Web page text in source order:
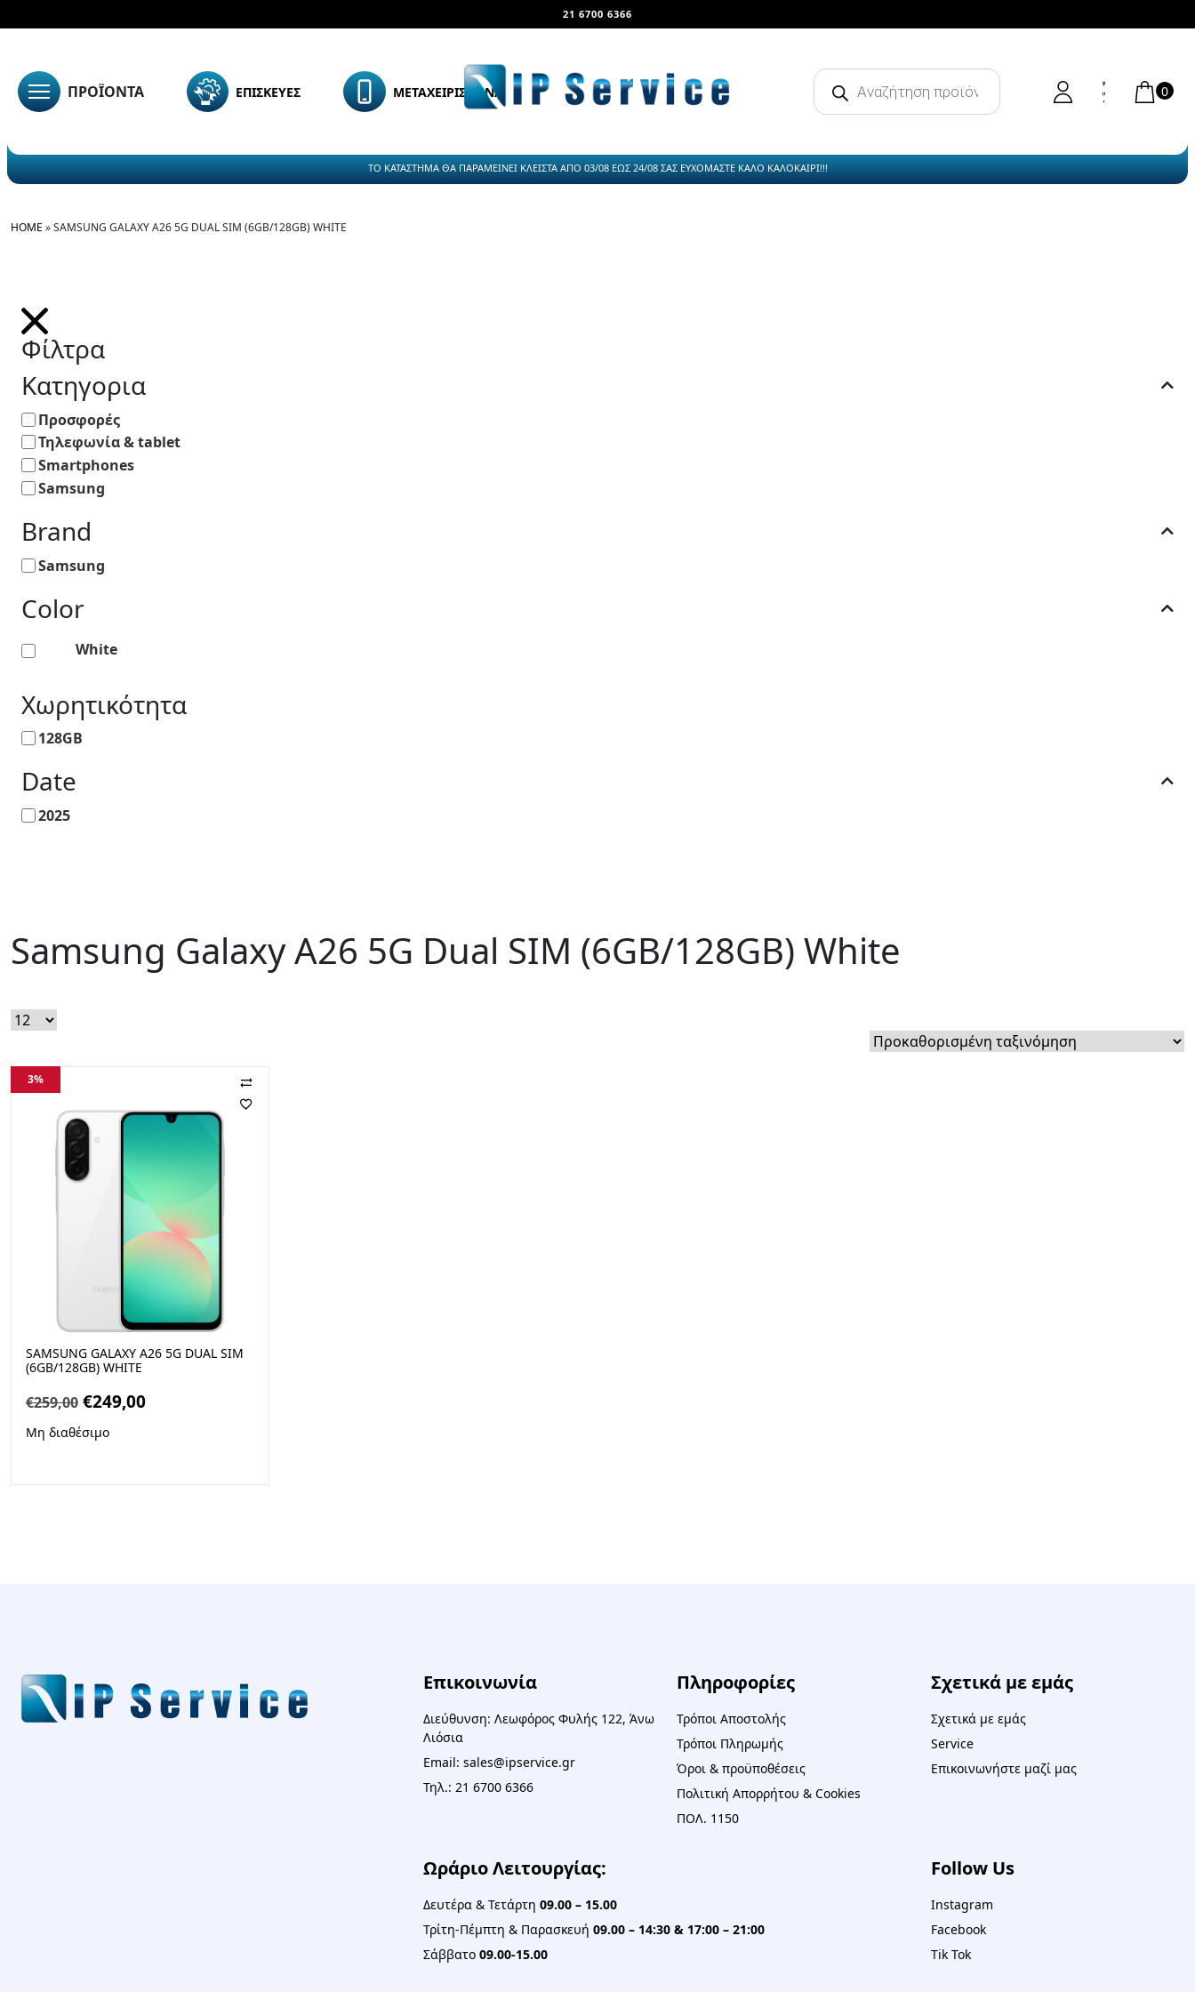
21 6700 6366
ΠΡΟΪΟΝΤΑ ΕΠΙΣΚΕΥΕΣ ΜΕΤΑΧΕΙΡΙΣΜΕΝΑ
Products
search 0
ΤΟ ΚΑΤΑΣΤΗΜΑ ΘΑ ΠΑΡΑΜΕΙΝΕΙ ΚΛΕΙΣΤΑ ΑΠΟ 03/08 ΕΩΣ 24/08 ΣΑΣ ΕΥΧΟΜΑΣΤΕ ΚΑΛΟ ΚΑΛΟΚΑΙΡΙ!!!
HOME »SAMSUNG GALAXY A26 5G DUAL SIM (6GB/128GB) WHITE
Φίλτρα
Κατηγορια
Προσφορές
Τηλεφωνία & tablet
Smartphones
Samsung
Brand
Samsung
Color
White
Χωρητικότητα
128GB
Date
2025
Samsung Galaxy A26 5G Dual SIM (6GB/128GB) White
3%
SAMSUNG GALAXY A26 5G DUAL SIM
(6GB/128GB) WHITE
€259,00 Original
price
€249,00Η
Μη διαθέσιμο
Επικοινωνία
Διεύθυνση: Λεωφόρος Φυλής 122, Άνω
Λιόσια
Email: sales@ipservice.gr
Τηλ.: 21 6700 6366
Πληροφορίες
Τρόποι Αποστολής
Τρόποι Πληρωμής
Όροι & προϋποθέσεις
Πολιτική Απορρήτου & Cookies
ΠΟΛ. 1150
Σχετικά με εμάς
Σχετικά με εμάς
Service
Επικοινωνήστε μαζί μας
Ωράριο Λειτουργίας:
Δευτέρα & Τετάρτη 09.00 – 15.00
Τρίτη-Πέμπτη & Παρασκευή 09.00 – 14:30 & 17:00 – 21:00
Σάββατο 09.00-15.00
Follow Us
Instagram
Facebook
Tik Tok